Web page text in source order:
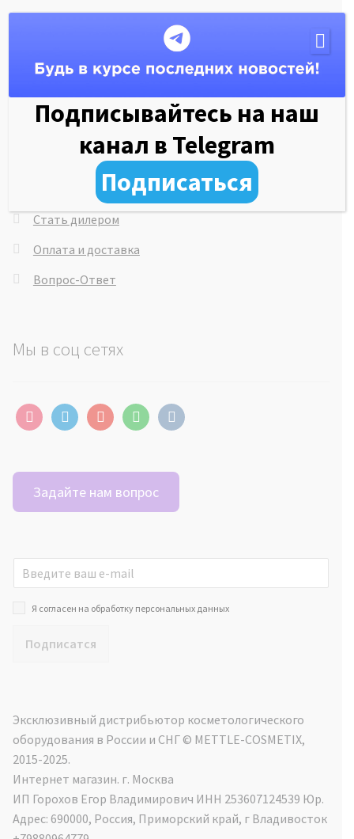
Об обучающем центре
Рассрочка 0%
Система скидок
Сервисная служба
Отзывы клиентов
Стать дилером
Оплата и доставка
Вопрос-Ответ
Мы в соц сетях
instagramtelegramyoutubewhatsappvkontakte
Задайте нам вопрос
Я согласен на обработку персональных данных
Подписатся
Эксклюзивный дистрибьютор косметологического
оборудования в России и СНГ ©️ METTLE-COSMETIX,
2015-2025.
Интернет магазин. г. Москва
ИП Горохов Егор Владимирович ИНН 253607124539 Юр.
Адрес: 690000, Россия, Приморский край, г Владивосток
Подписывайтесь на наш
канал в Telegram
Подписаться